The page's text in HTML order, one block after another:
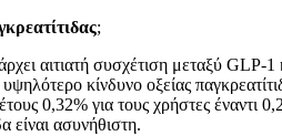
;
αιτιατή συσχέτιση μεταξύ GLP-1
κίνδυνο οξείας
0,32% για τους χρήστες έναντι
είναι ασυνήθιστη.